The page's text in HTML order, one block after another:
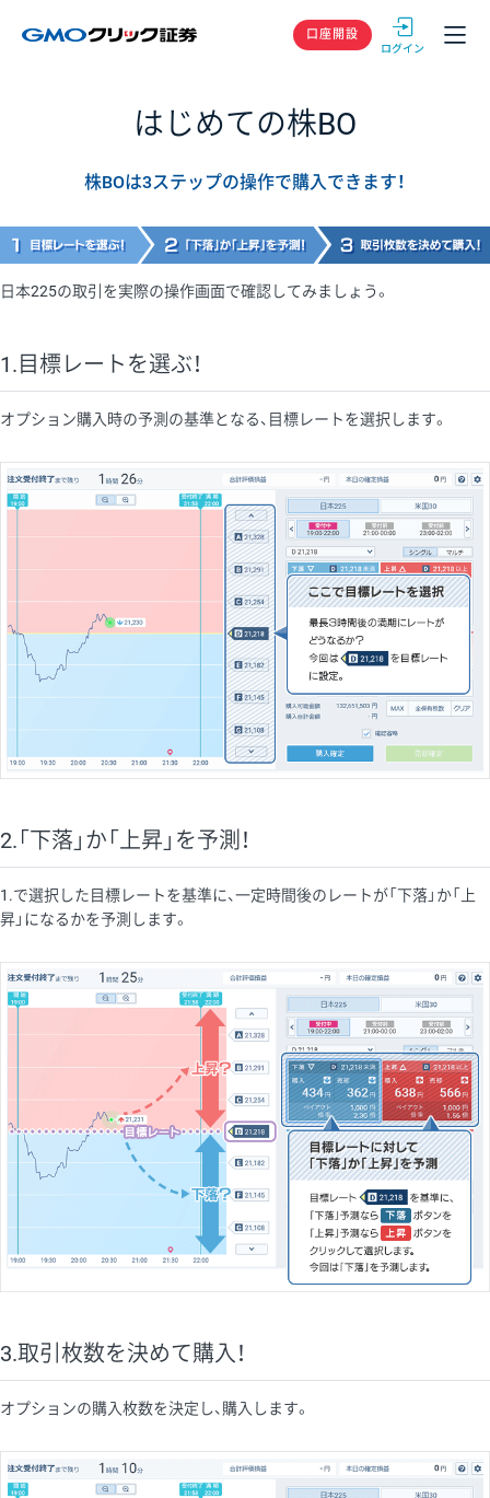
GMOクリック
口座開設
はじめての株BO
株BOは3ステップの操作で購入できます！
日本225の取引を実際の操作画面で確認してみましょう。
1.目標レートを選ぶ！
オプション購入時の予測の基準となる、目標レートを選択します。
2.「下落」か「上昇」を予測！
1.で選択した目標レートを基準に、一定時間後のレートが「下落」か「上
昇」になるかを予測します。
3.取引枚数を決めて購入！
オプションの購入枚数を決定し、購入します。